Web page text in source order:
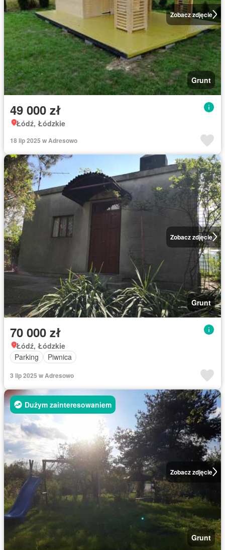
Zobacz zdjęcie
Grunt
49 000 zł
Łódź, Łódzkie
18 lip 2025 w Adresowo
Zobacz zdjęcie
Grunt
70 000 zł
Łódź, Łódzkie
Parking
Piwnica
3 lip 2025 w Adresowo
Zobacz zdjęcie
Dużym zainteresowaniem
Grunt